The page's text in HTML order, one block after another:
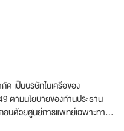
ด เป็นบริษัทในเครือของ
ตามนโยบายของท่านประธาน
บด้วยศูนย์การแพทย์เฉพาะทาง